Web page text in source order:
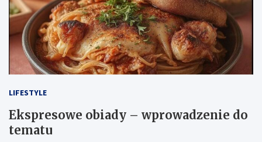
LIFESTYLE
Ekspresowe obiady – wprowadzenie do
tematu